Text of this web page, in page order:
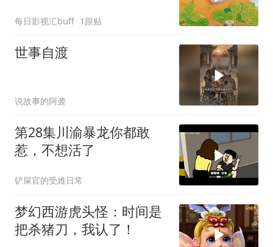
每日影视汇buff 1跟贴
世事自渡
说故事的阿袭
第28集川渝暴龙你都敢
惹，不想活了
铲屎官的受难日常
梦幻西游虎头怪：时间是
把杀猪刀，我认了！